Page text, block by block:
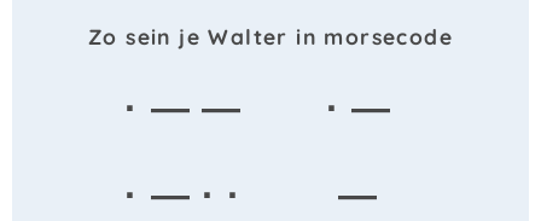
Zo sein je Walter in morsecode
· — —
· —
· — · ·
—